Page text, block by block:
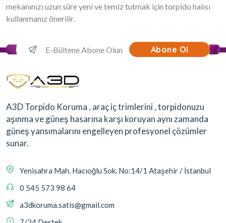
mekanınızı uzun süre yeni ve temiz tutmak için torpido halısı
kullanmanız önerilir.
Abone Ol
A3D Torpido Koruma , araç iç trimlerini , torpidonuzu
aşınma ve güneş hasarına karşı koruyan aynı zamanda
güneş yansımalarını engelleyen profesyonel çözümler
sunar.
Yenisahra Mah. Hacıoğlu Sok. No:14/1 Ataşehir / İstanbul
0 545 573 98 64
a3dkoruma.satis@gmail.com